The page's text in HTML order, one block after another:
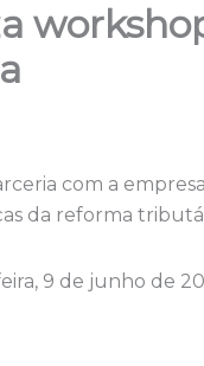
com a
da reforma
9 de junho de